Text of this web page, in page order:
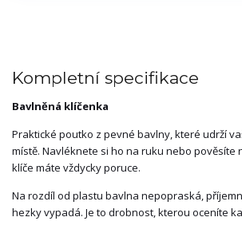
Kompletní specifikace
Bavlněná klíčenka
Praktické poutko z pevné bavlny, které udrží
místě. Navléknete si ho na ruku nebo
klíče máte vždycky poruce.
Na rozdíl od plastu bavlna nepopraská,
hezky vypadá. Je to drobnost, kterou oceníte